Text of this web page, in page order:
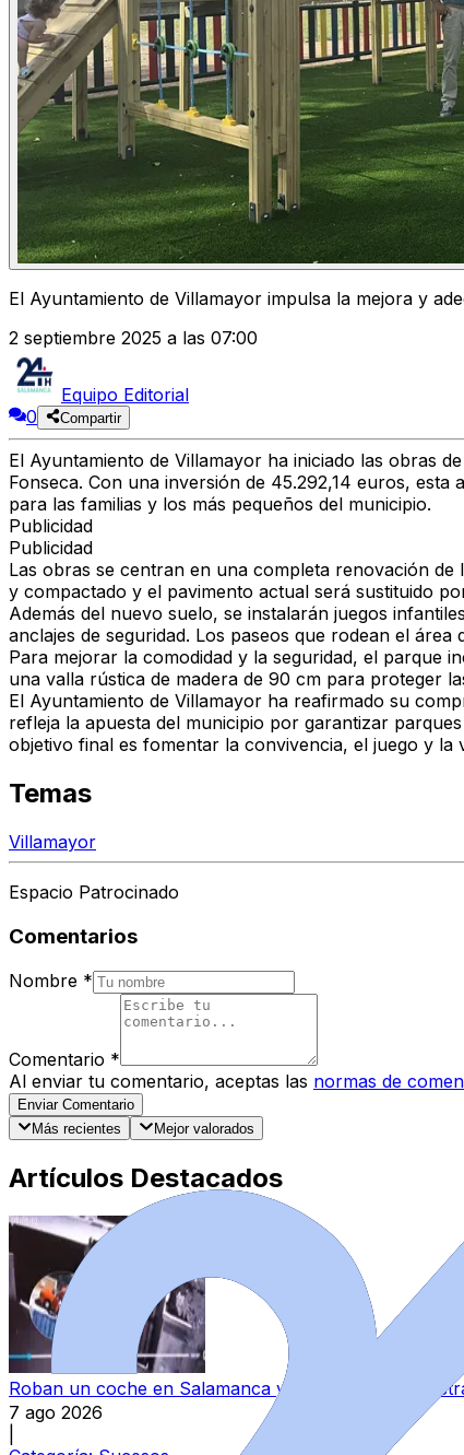
El Ayuntamiento de Villamayor impulsa la mejora y
2 septiembre 2025 a las 07:00
Equipo Editorial
0
Compartir
El Ayuntamiento de Villamayor ha iniciado las obras
Fonseca. Con una inversión de 45.292,14 euros,
para las familias y los más pequeños del municipio.
Publicidad
Publicidad
Las obras se centran en una completa renovación
y compactado y el pavimento actual será sustituido
Además del nuevo suelo, se instalarán juegos
anclajes de seguridad. Los paseos que rodean el
Para mejorar la comodidad y la seguridad, el parque
una valla rústica de madera de 90 cm para proteger
El Ayuntamiento de Villamayor ha reafirmado su
refleja la apuesta del municipio por garantizar
objetivo final es fomentar la convivencia, el juego y
Temas
Villamayor
Espacio Patrocinado
Comentarios
Nombre *
Comentario *
Al enviar tu comentario, aceptas las normas de
Enviar Comentario
Más recientes
Mejor valorados
Artículos Destacados
Roban un coche en Salamanca y lo utilizan para
7 ago 2026